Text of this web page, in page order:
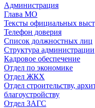
Администрация
Глава МО
Тексты официальных
Телефон доверия
Список должностных лиц
Структура администрации
Кадровое обеспечение
Отдел по экономике
Отдел ЖКХ
Отдел строительству,
благоустройству
Отдел ЗАГС